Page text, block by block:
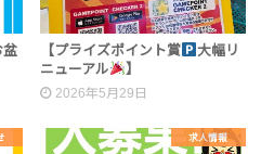
盆
【プライズポイント賞
大幅リ
ニューアル
】
2026年5月29日
求人情報